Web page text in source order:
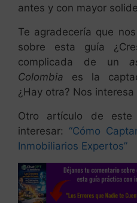
antes y con mayor
Te agradecería que
sobre esta guía
complicada de un
Colombia es la
¿Hay otra? Nos
Otro artículo de
interesar: “Cómo
Inmobiliarios Expertos”